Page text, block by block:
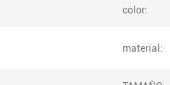
color:
material: